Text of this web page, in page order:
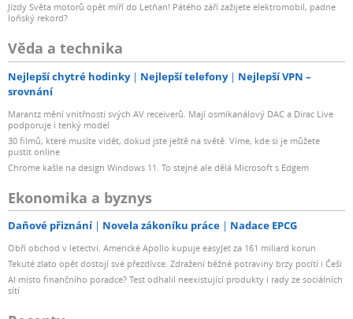
Jízdy Světa motorů opět míří do Letňan! Pátého září zažijete elektromobil, padne
loňský rekord?
Věda a technika
Nejlepší chytré hodinky Nejlepší telefony
Nejlepší VPN –
srovnání
Marantz mění vnitřnosti svých AV receiverů. Mají osmikanálový DAC a Dirac Live
podporuje i tenký model
30 filmů, které musíte vidět, dokud jste ještě na světě. Víme, kde si je můžete
pustit online
Chrome kašle na design Windows 11. To stejné ale dělá Microsoft s Edgem
Ekonomika a byznys
Daňové přiznání Novela zákoníku práce Nadace EPCG
Obří obchod v letectví. Americké Apollo kupuje easyJet za 161 miliard korun
Tekuté zlato opět dostojí své přezdívce. Zdražení běžné potraviny brzy pocítí i Češi
AI místo finančního poradce? Test odhalil neexistující produkty i rady ze sociálních
sítí